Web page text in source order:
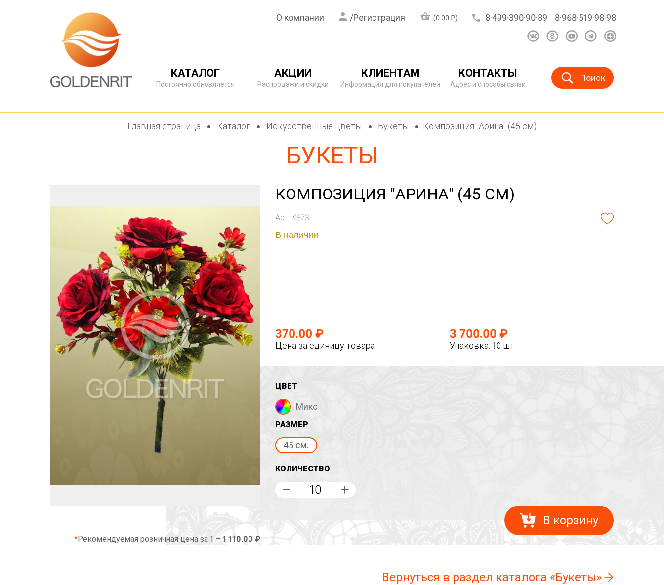
О компании /Регистрация (0.00 ₽) 8·499·390·90·89 8·968·519·98·98
КАТАЛОГ
Постоянно обновляется
АКЦИИ
Распродажи и скидки
КЛИЕНТАМ
Информация для покупателей
КОНТАКТЫ
Адрес и способы связи
Поиск
Главная страница Каталог Искусственные цветы Букеты Композиция "Арина" (45 см)
БУКЕТЫ
*Рекомендуемая розничная цена за 1 – 1 110.00 ₽
КОМПОЗИЦИЯ "АРИНА" (45 СМ)
Арт. К873
В наличии
370.00 ₽
Цена за единицу товара
3 700.00 ₽
Упаковка: 10 шт.
ЦВЕТ
Микс
РАЗМЕР
45 см.
КОЛИЧЕСТВО
В корзину
Вернуться в раздел каталога «Букеты»